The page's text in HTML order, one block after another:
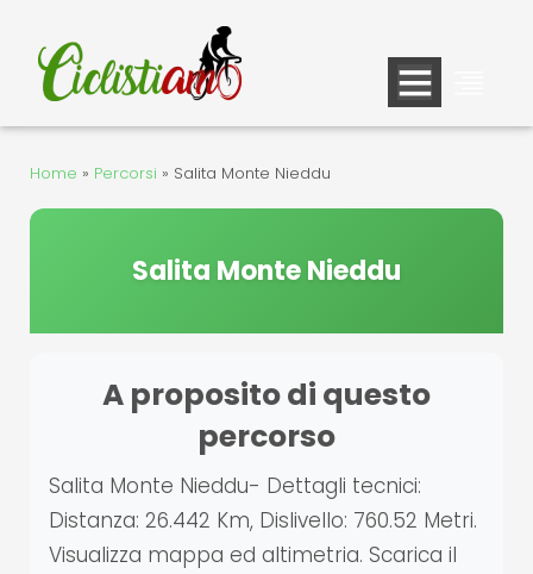
contenuto
Home » Percorsi » Salita Monte Nieddu
Salita Monte Nieddu
A proposito di questo
percorso
Salita Monte Nieddu- Dettagli tecnici:
Distanza: 26.442 Km, Dislivello: 760.52 Metri.
Visualizza mappa ed altimetria. Scarica il